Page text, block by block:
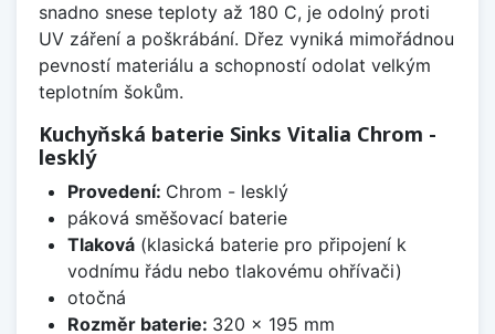
snadno snese teploty až 180 C, je odolný proti
UV záření a poškrábání. Dřez vyniká mimořádnou
pevností materiálu a schopností odolat velkým
teplotním šokům.
Kuchyňská baterie Sinks Vitalia Chrom -
lesklý
Provedení: Chrom - lesklý
páková směšovací baterie
Tlaková(klasická baterie pro připojení k
vodnímu řádu nebo tlakovému ohřívači)
otočná
Rozměr baterie: 320 x 195 mm